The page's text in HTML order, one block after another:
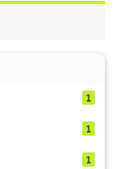
1
1
1